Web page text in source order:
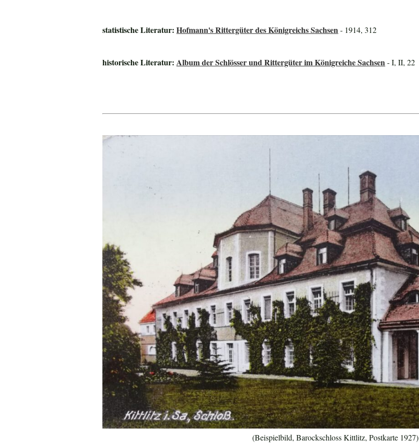
statistische Literatur:Hofmann's Rittergüter des Königreichs Sachsen- 1914, 312
historische Literatur:Album der Schlösser und Rittergüter im Königreiche Sachsen- I, II, 22
(Beispielbild, Barockschloss Kittlitz, Postkarte 1927)